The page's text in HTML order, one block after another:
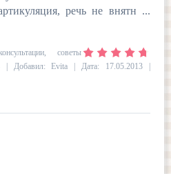
речь не внятн ...
советы
| Добавил:Evita | Дата: 17.05.2013